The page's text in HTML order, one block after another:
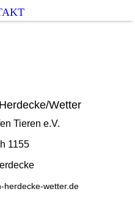
Wetter
Tieren e.V.
1155
herdecke-wetter.de